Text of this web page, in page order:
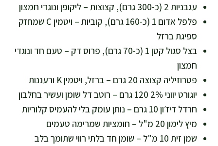
עגבניות 2 (כ-300 גרם), קצוצות – ליקופן ונוגדי חמצון
פלפל אדום 1 (כ-160 גרם), קוביות – ויטמין C שמחזק
ספיגת ברזל
בצל סגול קטן 1 (כ-70 גרם), פרוס דק – טעם חד ונוגדי
חמצון
פטרוזיליה קצוצה 20 גרם – ברזל, ויטמין K ורעננות
יוגורט יווני 2% 120 גרם – רוטב דל שומן ועשיר בחלבון
חרדל דיז׳ון 10 גרם – נותן עומק בלי להעמיס קלוריות
מיץ לימון 20 מ"ל – חומציות שמרימה טעמים
שמן זית 10 מ"ל – שומן חד בלתי רווי שתומך בלב